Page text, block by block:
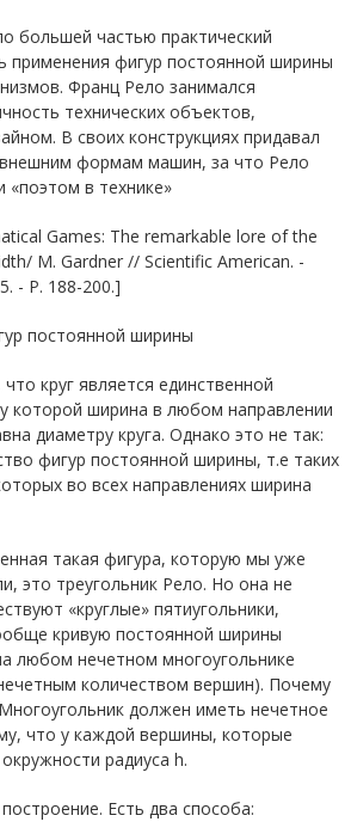
большей частью практический
применения фигур постоянной ширины
Франц Рело занимался
технических объектов,
В своих конструкциях придавал
формам машин, за что Рело
«поэтом в технике»
Games: The remarkable lore of the
M. Gardner // Scientific American. -
- P. 188-200.]
постоянной ширины
круг является единственной
которой ширина в любом направлении
диаметру круга. Однако это не так:
фигур постоянной ширины, т.е таких
во всех направлениях ширина
такая фигура, которую мы уже
это треугольник Рело. Но она не
«круглые» пятиугольники,
кривую постоянной ширины
любом нечетном многоугольнике
количеством вершин). Почему
должен иметь нечетное
что у каждой вершины, которые
радиуса h.
Есть два способа: